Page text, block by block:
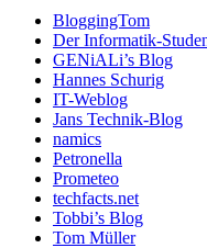
BloggingTom
Der Informatik-
GENiALi’s Blog
Hannes Schurig
IT-Weblog
Jans Technik-Blog
namics
Petronella
Prometeo
techfacts.net
Tobbi’s Blog
Tom Müller